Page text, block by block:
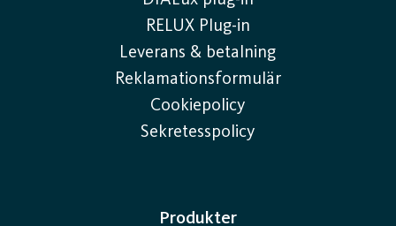
RELUX Plug-in
Leverans & betalning
Reklamationsformulär
Cookiepolicy
Sekretesspolicy
Produkter